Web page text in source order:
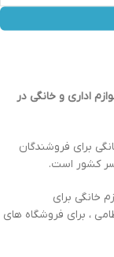
اداری و خانگی در
برای فروشندگان
کشور است.
خانگی برای
، برای فروشگاه های